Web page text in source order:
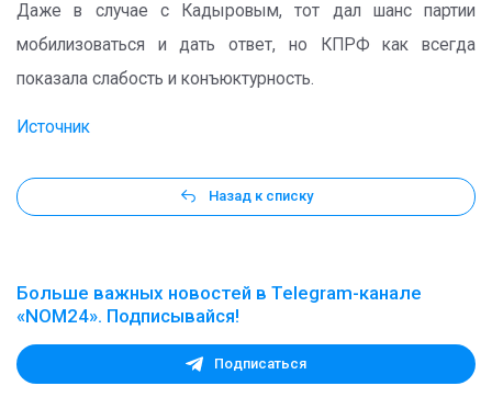
Даже в случае с Кадыровым, тот дал шанс партии
мобилизоваться и дать ответ, но КПРФ как всегда
показала слабость и конъюктурность.
Источник
Назад к списку
Больше важных новостей в Telegram-канале
«NOM24». Подписывайся!
Подписаться